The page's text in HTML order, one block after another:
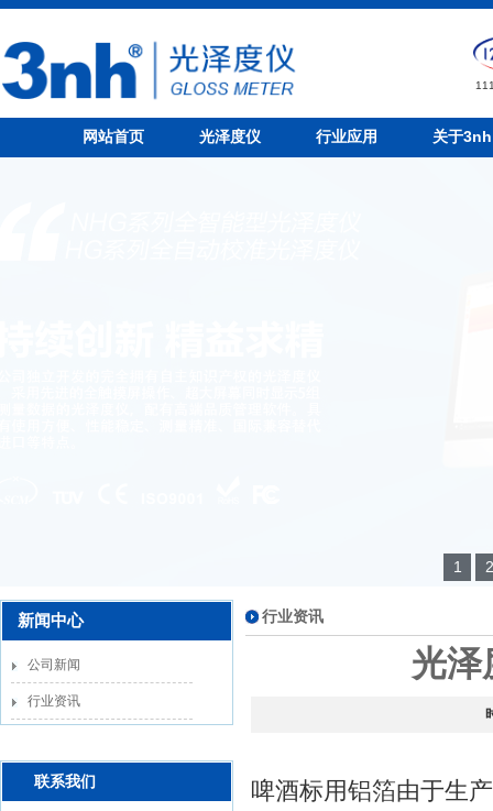
网站首页 光泽度仪 行业应用 关于3nh
1 2
新闻中心
公司新闻
行业资讯
联系我们
行业资讯
光泽
啤酒标用铝箔由于生